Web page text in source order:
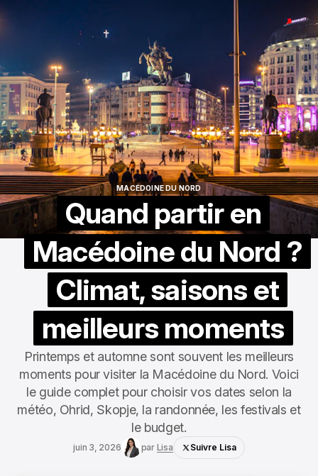
MACÉDOINE DU NORD
Quand partir en
Macédoine du Nord ?
Climat, saisons et
meilleurs moments
Printemps et automne sont souvent les meilleurs
moments pour visiter la Macédoine du Nord. Voici
le guide complet pour choisir vos dates selon la
météo, Ohrid, Skopje, la randonnée, les festivals et
le budget.
juin 3, 2026 par Lisa Suivre Lisa